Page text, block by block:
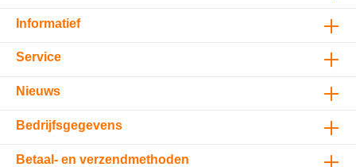
Informatief
Service
Nieuws
Bedrijfsgegevens
Betaal- en verzendmethoden